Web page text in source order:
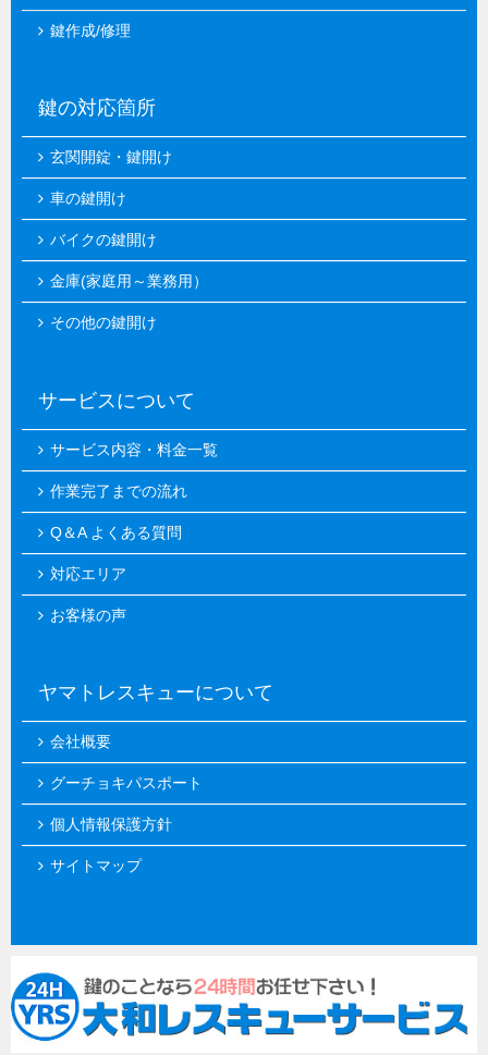
鍵作成/修理
鍵の対応箇所
玄関開錠・鍵開け
車の鍵開け
バイクの鍵開け
金庫(家庭用～業務用）
その他の鍵開け
サービスについて
サービス内容・料金一覧
作業完了までの流れ
Q＆A よくある質問
対応エリア
お客様の声
ヤマトレスキューについて
会社概要
グーチョキパスポート
個人情報保護方針
サイトマップ